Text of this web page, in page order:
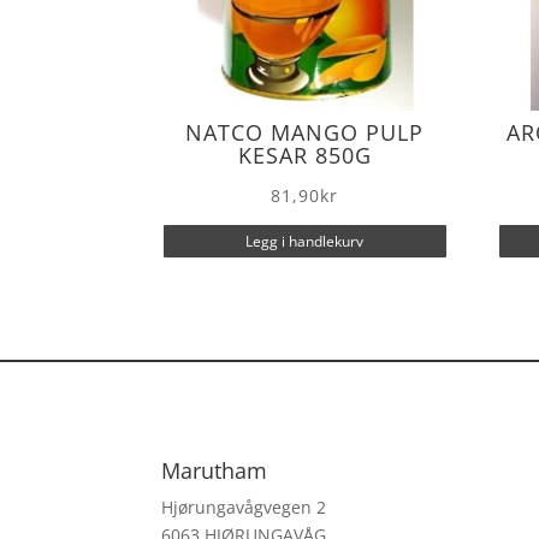
NATCO MANGO PULP
KESAR 850G
81,90kr
Legg i handlekurv
Marutham
Hjørungavågvegen 2
6063 HJØRUNGAVÅG